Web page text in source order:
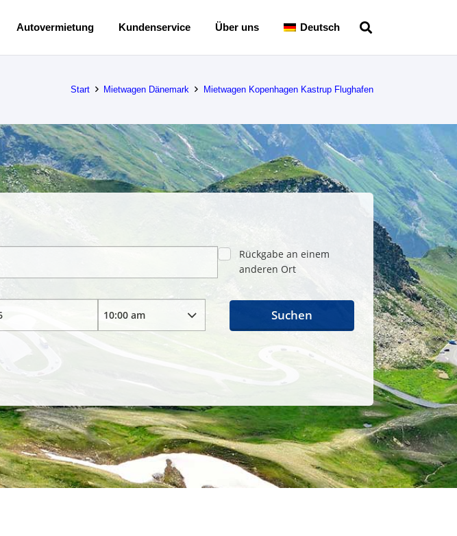
Autovermietung Kundenservice Über uns Deutsch
Start Mietwagen Dänemark Mietwagen Kopenhagen Kastrup Flughafen
Rückgabe an einem
anderen Ort
Suchen